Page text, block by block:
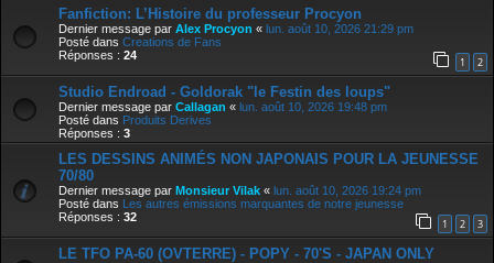
Fanfiction: L’Histoire du professeur Procyon
Dernier message par Alex Procyon « lun. août 10, 2026 21:29 pm
Posté dans Creations de Fans
Réponses : 24 1 2
Studio Endroad - Goldorak "le Festin des loups"
Dernier message par Callagan « lun. août 10, 2026 19:48 pm
Posté dans Produits Derives
Réponses : 3
LES DESSINS ANIMÉS NON JAPONAIS POUR LA JEUNESSE
70/80
Dernier message par Monsieur Vilak « lun. août 10, 2026 19:24 pm
Posté dans Les autres émissions marquantes de notre jeunesse
Réponses : 32 1 2 3
LE TFO PA-60 (OVTERRE) - POPY - 70'S - JAPAN ONLY